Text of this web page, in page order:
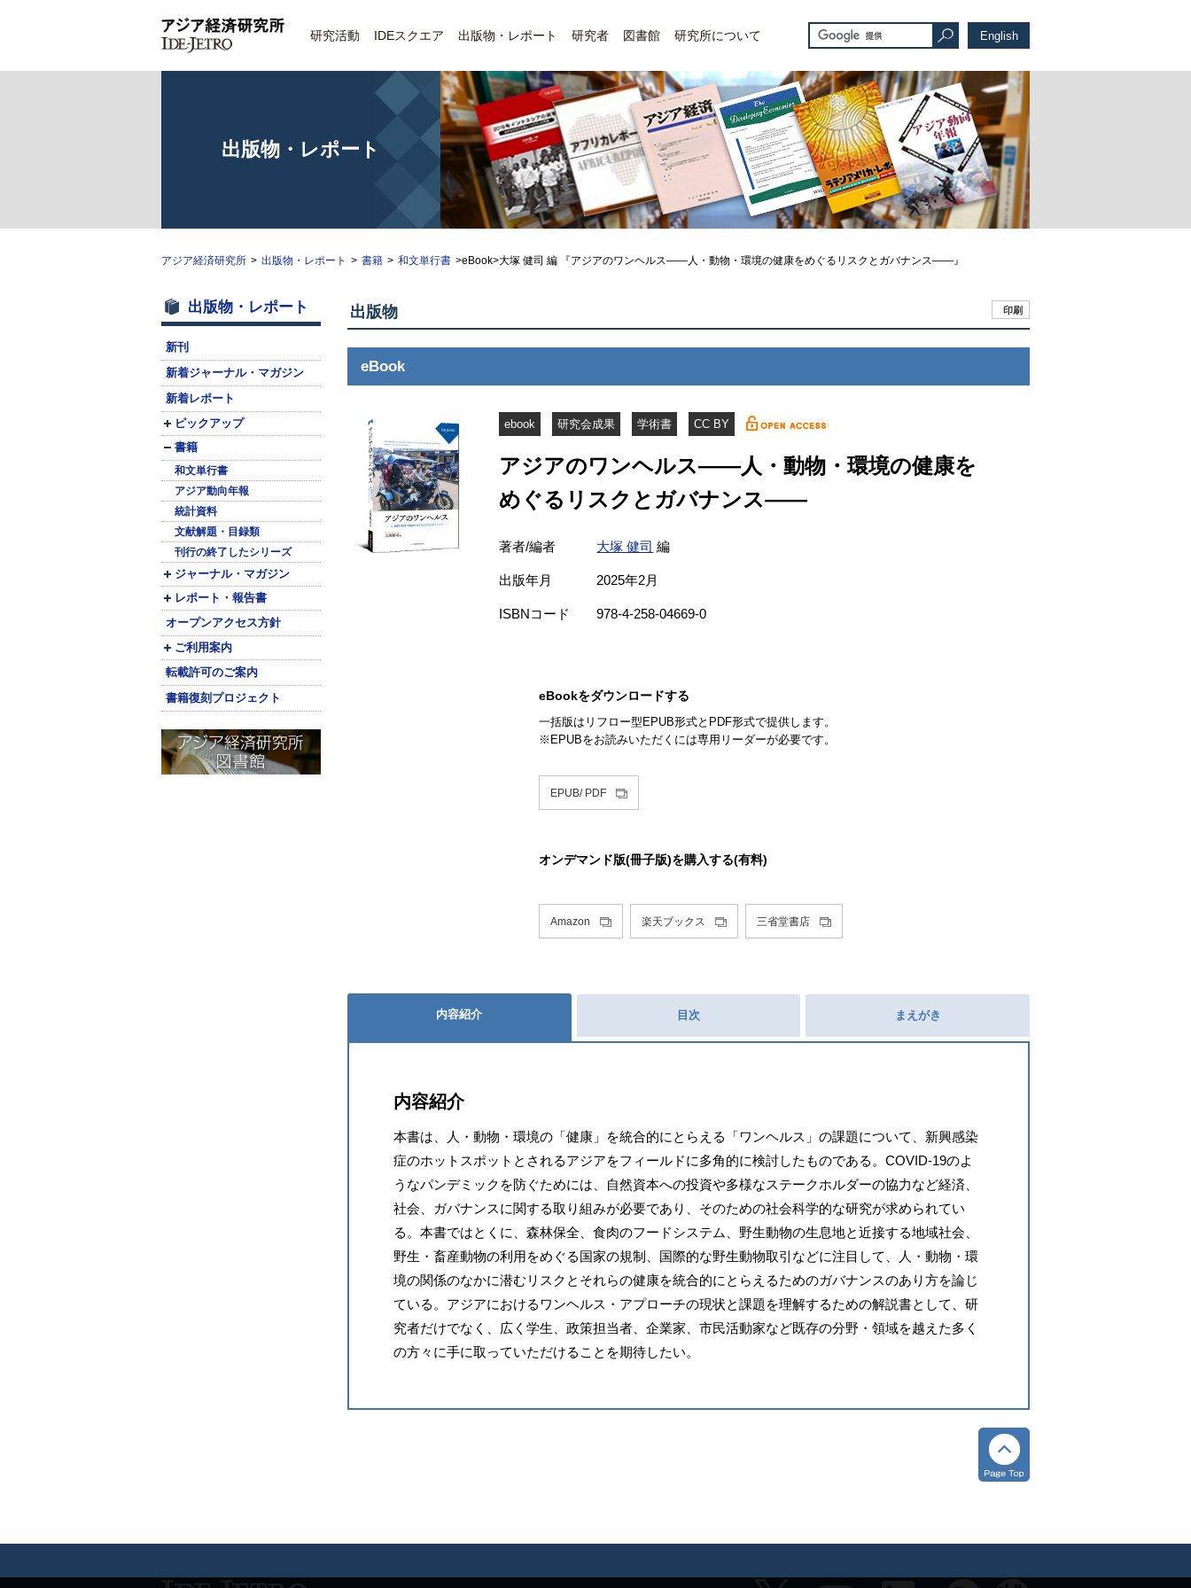
研究活動 IDEスクエア 出版物・レポート 研究者 図書館 研究所について English
出版物・レポート
アジア経済研究所 > 出版物・レポート > 書籍 > 和文単行書 >eBook>大塚 健司 編 『アジアのワンヘルス――人・動物・環境の健康をめぐるリスクとガバナンス――』
出版物・レポート
新刊
新着ジャーナル・マガジン
新着レポート
ピックアップ
書籍
和文単行書
アジア動向年報
統計資料
文献解題・目録類
刊行の終了したシリーズ
ジャーナル・マガジン
レポート・報告書
オープンアクセス方針
ご利用案内
転載許可のご案内
書籍復刻プロジェクト
出版物 印刷
eBook
ebook 研究会成果 学術書 CC BY
アジアのワンヘルス――人・動物・環境の健康を
めぐるリスクとガバナンス――
著者/編者 大塚 健司 編
出版年月 2025年2月
ISBNコード 978-4-258-04669-0
eBookをダウンロードする
一括版はリフロー型 EPUB形式と PDF形式で提供します。
※ EPUBをお読みいただくには専用リーダーが必要です。
EPUB/ PDF
オンデマンド版(冊子版)を購入する(有料)
Amazon 楽天ブックス 三省堂書店
内容紹介 目次 まえがき
内容紹介
本書は、人・動物・環境の「健康」を統合的にとらえる「ワンヘルス」の課題について、新興感染
症のホットスポットとされるアジアをフィールドに多角的に検討したものである。 COVID-19のよ
うなパンデミックを防ぐためには、自然資本への投資や多様なステークホルダーの協力など経済、
社会、ガバナンスに関する取り組みが必要であり、そのための社会科学的な研究が求められてい
る。本書ではとくに、森林保全、食肉のフードシステム、野生動物の生息地と近接する地域社会、
野生・畜産動物の利用をめぐる国家の規制、国際的な野生動物取引などに注目して、人・動物・環
境の関係のなかに潜むリスクとそれらの健康を統合的にとらえるためのガバナンスのあり方を論じ
ている。アジアにおけるワンヘルス・アプローチの現状と課題を理解するための解説書として、研
究者だけでなく、広く学生、政策担当者、企業家、市民活動家など既存の分野・領域を越えた多く
の方々に手に取っていただけることを期待したい。